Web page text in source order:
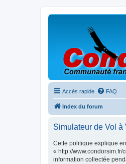
Accès rapide FAQ
Index du forum
Simulateur de Vol
Cette politique explique
« http://
information collectée